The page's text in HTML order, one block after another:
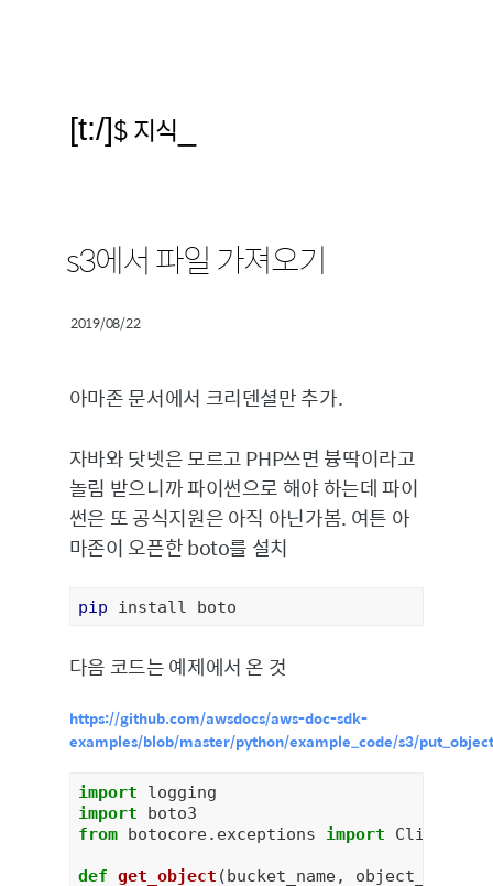
[t:/]$ 지식
s3에서 파일 가져오기
2019/08/22
아마존 문서에서 크리덴셜만 추가.
자바와 닷넷은 모르고 PHP쓰면 븅딱이라고
놀림 받으니까 파이썬으로 해야 하는데 파이
썬은 또 공식지원은 아직 아닌가봄. 여튼 아
마존이 오픈한 boto를 설치
pip install boto
다음 코드는 예제에서 온 것
https://github.com/awsdocs/aws-doc-sdk-
examples/blob/master/python/example_code/s3/
import
import
from botocore.exceptions import
def get_object (bucket_name, object_name)